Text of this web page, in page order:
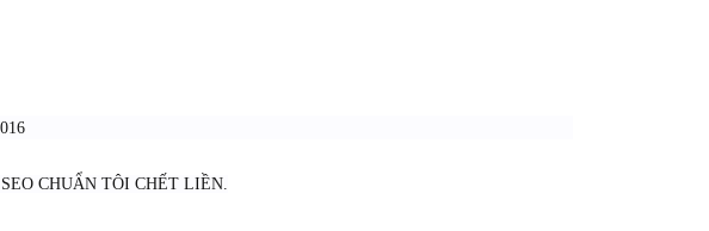
​
CHUẨN TÔI CHẾT LIỀN.